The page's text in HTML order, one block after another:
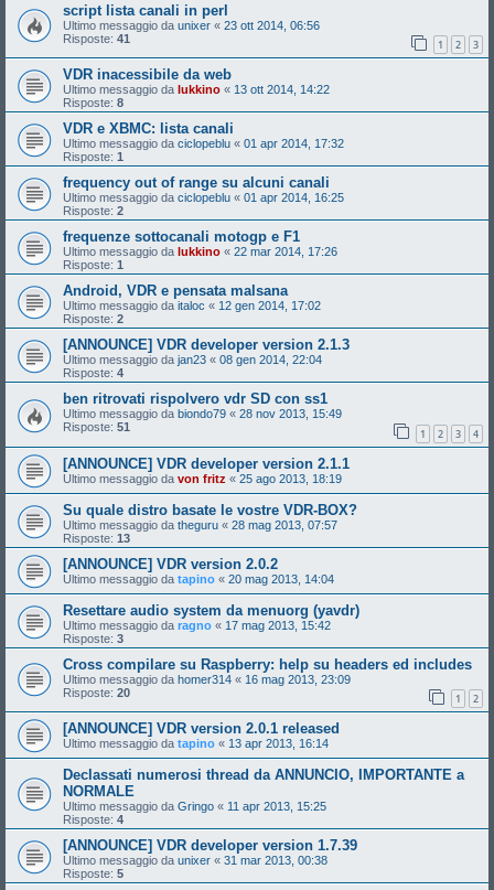
script lista canali in perl
Ultimo messaggio da unixer « 23 ott 2014, 06:56
Risposte: 41 1 2 3
VDR inacessibile da web
Ultimo messaggio da lukkino « 13 ott 2014, 14:22
Risposte: 8
VDR e XBMC: lista canali
Ultimo messaggio da ciclopeblu « 01 apr 2014, 17:32
Risposte: 1
frequency out of range su alcuni canali
Ultimo messaggio da ciclopeblu « 01 apr 2014, 16:25
Risposte: 2
frequenze sottocanali motogp e F1
Ultimo messaggio da lukkino « 22 mar 2014, 17:26
Risposte: 1
Android, VDR e pensata malsana
Ultimo messaggio da italoc « 12 gen 2014, 17:02
Risposte: 2
[ANNOUNCE] VDR developer version 2.1.3
Ultimo messaggio da jan23 « 08 gen 2014, 22:04
Risposte: 4
ben ritrovati rispolvero vdr SD con ss1
Ultimo messaggio da biondo79 « 28 nov 2013, 15:49
Risposte: 51 1 2 3 4
[ANNOUNCE] VDR developer version 2.1.1
Ultimo messaggio da von fritz « 25 ago 2013, 18:19
Su quale distro basate le vostre VDR-BOX?
Ultimo messaggio da theguru « 28 mag 2013, 07:57
Risposte: 13
[ANNOUNCE] VDR version 2.0.2
Ultimo messaggio da tapino « 20 mag 2013, 14:04
Resettare audio system da menuorg (yavdr)
Ultimo messaggio da ragno « 17 mag 2013, 15:42
Risposte: 3
Cross compilare su Raspberry: help su headers ed includes
Ultimo messaggio da homer314 « 16 mag 2013, 23:09
Risposte: 20 1 2
[ANNOUNCE] VDR version 2.0.1 released
Ultimo messaggio da tapino « 13 apr 2013, 16:14
Declassati numerosi thread da ANNUNCIO, IMPORTANTE a
NORMALE
Ultimo messaggio da Gringo « 11 apr 2013, 15:25
Risposte: 4
[ANNOUNCE] VDR developer version 1.7.39
Ultimo messaggio da unixer « 31 mar 2013, 00:38
Risposte: 5